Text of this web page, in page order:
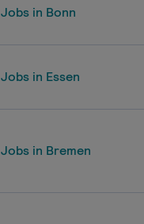
Jobs in Bonn
Jobs in Essen
Jobs in Bremen